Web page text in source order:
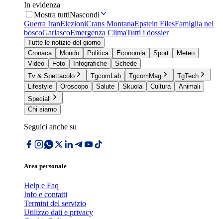
In evidenza
Mostra tuttiNascondi
Guerra IranElezioniCrans MontanaEpstein FilesFamiglia nel
boscoGarlascoEmergenza ClimaTutti i dossier
Tutte le notizie del giorno
Cronaca
Mondo Politica Economia Sport
Meteo
Video
Foto Infografiche
Schede
Tv & Spettacolo
TgcomLab TgcomMag
TgTech
Lifestyle
Oroscopo Salute Skuola Cultura
Animali
Speciali
Chi siamo
Seguici anche su
Area personale
Help e Faq
Info e contatti
Termini del servizio
Utilizzo dati e privacy